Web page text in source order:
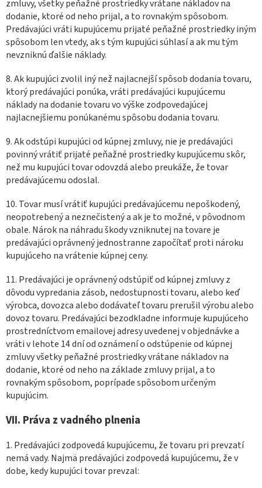
zmluvy, všetky peňažné prostriedky vrátane nákladov na
dodanie, ktoré od neho prijal, a to rovnakým spôsobom.
Predávajúci vráti kupujúcemu prijaté peňažné prostriedky iným
spôsobom len vtedy, ak s tým kupujúci súhlasí a ak mu tým
nevzniknú ďalšie náklady.
8. Ak kupujúci zvolil iný než najlacnejší spôsob dodania tovaru,
ktorý predávajúci ponúka, vráti predávajúci kupujúcemu
náklady na dodanie tovaru vo výške zodpovedajúcej
najlacnejšiemu ponúkanému spôsobu dodania tovaru.
9. Ak odstúpi kupujúci od kúpnej zmluvy, nie je predávajúci
povinný vrátiť prijaté peňažné prostriedky kupujúcemu skôr,
než mu kupujúci tovar odovzdá alebo preukáže, že tovar
predávajúcemu odoslal.
10. Tovar musí vrátiť kupujúci predávajúcemu nepoškodený,
neopotrebený a neznečistený a ak je to možné, v pôvodnom
obale. Nárok na náhradu škody vzniknutej na tovare je
predávajúci oprávnený jednostranne započítať proti nároku
kupujúceho na vrátenie kúpnej ceny.
11. Predávajúci je oprávnený odstúpiť od kúpnej zmluvy z
dôvodu vypredania zásob, nedostupnosti tovaru, alebo keď
výrobca, dovozca alebo dodávateľ tovaru prerušil výrobu alebo
dovoz tovaru. Predávajúci bezodkladne informuje kupujúceho
prostredníctvom emailovej adresy uvedenej v objednávke a
vráti v lehote 14 dní od oznámení o odstúpenie od kúpnej
zmluvy všetky peňažné prostriedky vrátane nákladov na
dodanie, ktoré od neho na základe zmluvy prijal, a to
rovnakým spôsobom, poprípade spôsobom určeným
kupujúcim.
VII. Práva z vadného plnenia
1. Predávajúci zodpovedá kupujúcemu, že tovaru pri prevzatí
nemá vady. Najmä predávajúci zodpovedá kupujúcemu, že v
dobe, kedy kupujúci tovar prevzal: